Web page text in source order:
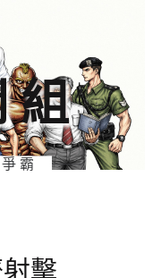
組
霸
擊